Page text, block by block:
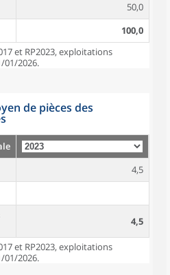
50,0
100,0
et RP2023, exploitations
01/2026.
de pièces des
4,5
4,5
et RP2023, exploitations
01/2026.